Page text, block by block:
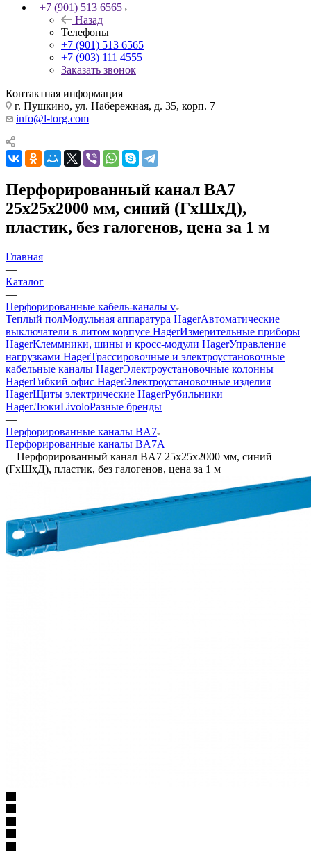
+7 (901) 513 6565
Назад
Телефоны
+7 (901) 513 6565
+7 (903) 111 4555
Заказать звонок
Контактная информация
г. Пушкино, ул. Набережная, д. 35, корп. 7
info@l-torg.com
Перфорированный канал BA7
25x25х2000 мм, синий (ГхШхД),
пластик, без галогенов, цена за 1 м
Главная
—
Каталог
—
Перфорированные кабель-каналы v
Теплый полМодульная аппаратура HagerАвтоматические
выключатели в литом корпусе HagerИзмерительные приборы
HagerКлеммники, шины и кросс-модули HagerУправление
нагрузками HagerТрассировочные и электроустановочные
кабельные каналы HagerЭлектроустановочные колонны
HagerГибкий офис HagerЭлектроустановочные изделия
HagerЩиты электрические HagerРубильники
HagerЛюкиLivoloРазные бренды
—
Перфорированные каналы BA7
Перфорированные каналы BA7A
—Перфорированный канал BA7 25x25х2000 мм, синий
(ГхШхД), пластик, без галогенов, цена за 1 м